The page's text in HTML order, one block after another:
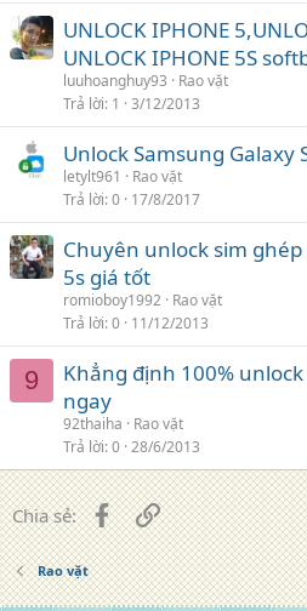
UNLOCK IPHONE
UNLOCK IPHONE 5S
luuhoanghuy93
Rao vặt
Trả lời 1 3/12/2013
Unlock Samsung Galaxy
letylt961
Rao vặt
Trả lời 0 17/8/2017
Chuyên unlock sim
5s giá tốt
romioboy1992 Rao vặt
Trả lời 0 11/12/2013
9
Khẳng định 100%
ngay
92thaiha
Rao vặt
Trả lời 0 28/6/2013
Chia sẻ: FacebookLiên kết
Rao vặt